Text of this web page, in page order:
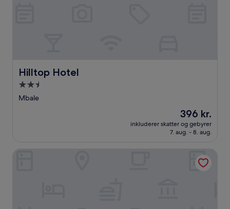
Hilltop Hotel
Hilltop Hotel
2.5-
stjernet
Mbale
Prisen
er
396 kr.
396 kr.
inkluderer skatter og gebyrer
7. aug. - 8. aug.